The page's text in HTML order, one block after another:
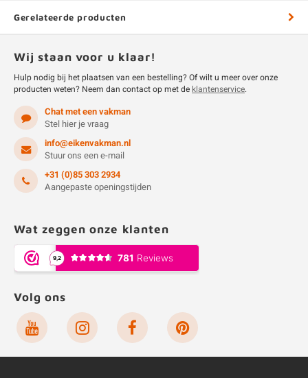
Gerelateerde producten
Wij staan voor u klaar!
Hulp nodig bij het plaatsen van een bestelling? Of wilt u meer over onze
producten weten? Neem dan contact op met deklantenservice.
Chat met een vakman
Stel hier je vraag
info@eikenvakman.nl
Stuur ons een e-mail
+31 (0)85 303 2934
Aangepaste openingstijden
Wat zeggen onze klanten
Volg ons